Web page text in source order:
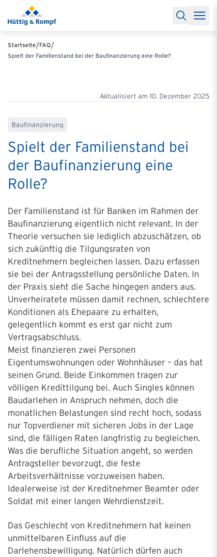
Baufinanzierung
RechnerBaufinanzierungsrechner
Anschlussfinanzierung
Partnerschaft
Partner werden
Reports Käuferprofile 2026 10 Jahre Städtevergleich
Startseite/FAQ/
Spielt der Familienstand bei der Baufinanzierung eine Rolle?
Aktualisiert am 10. Dezember 2025
Baufinanzierung
Spielt der Familienstand bei
der Baufinanzierung eine
Rolle?
Der Familienstand ist für Banken im Rahmen der
Baufinanzierung eigentlich nicht relevant. In der
Theorie versuchen sie lediglich abzuschätzen, ob
sich zukünftig die Tilgungsraten von
Kreditnehmern begleichen lassen. Dazu erfassen
sie bei der Antragsstellung persönliche Daten. In
der Praxis sieht die Sache hingegen anders aus.
Unverheiratete müssen damit rechnen, schlechtere
Konditionen als Ehepaare zu erhalten,
gelegentlich kommt es erst gar nicht zum
Vertragsabschluss.
Meist finanzieren zwei Personen
Eigentumswohnungen oder Wohnhäuser – das hat
seinen Grund. Beide Einkommen tragen zur
völligen Kredittilgung bei. Auch Singles können
Baudarlehen in Anspruch nehmen, doch die
monatlichen Belastungen sind recht hoch, sodass
nur Topverdiener mit sicheren Jobs in der Lage
sind, die fälligen Raten langfristig zu begleichen.
Was die berufliche Situation angeht, so werden
Antragsteller bevorzugt, die feste
Arbeitsverhältnisse vorzuweisen haben.
Idealerweise ist der Kreditnehmer Beamter oder
Soldat mit einer langen Wehrdienstzeit.
Das Geschlecht von Kreditnehmern hat keinen
unmittelbaren Einfluss auf die
Darlehensbewilligung. Natürlich dürfen auch